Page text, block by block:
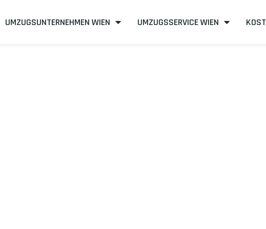
UMZUGSUNTERNEHMEN WIEN UMZUGSSERVICE WIEN